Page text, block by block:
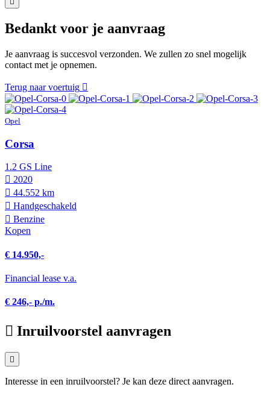
Bedankt voor je aanvraag
Je aanvraag is succesvol verzonden. We zullen zo snel mogelijk
contact met je opnemen.
Terug naar voertuig
Opel
Corsa
1.2 GS Line
2020
44.552 km
Hand­geschakeld
Benzine
Kopen
€ 14.950,-
Financial lease v.a.
€ 246,- p./m.
Inruilvoorstel aanvragen
Interesse in een inruilvoorstel? Je kan deze direct aanvragen.